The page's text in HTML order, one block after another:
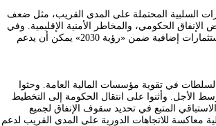
السلبية المحتملة على المدى القريب، مثل ضعف
الإنفاق الحكومي، والمخاطر الأمنية الإقليمية. وفي
المقابل، أشار إلى أن ارتفاع إنتاج النفط أو تنفيذ استثمارات إضافية ضمن «رؤية 2030» يمكن أن يدعم
في تقوية مؤسسات المالية العامة. وحثوا
الأجل. وأثنوا على انتقال الحكومة إلى التخطيط
المتبع في تحديد سقوف الإنفاق لجميع
سياسة مالية معاكسة للاتجاهات الدورية على المدى القريب لدعم